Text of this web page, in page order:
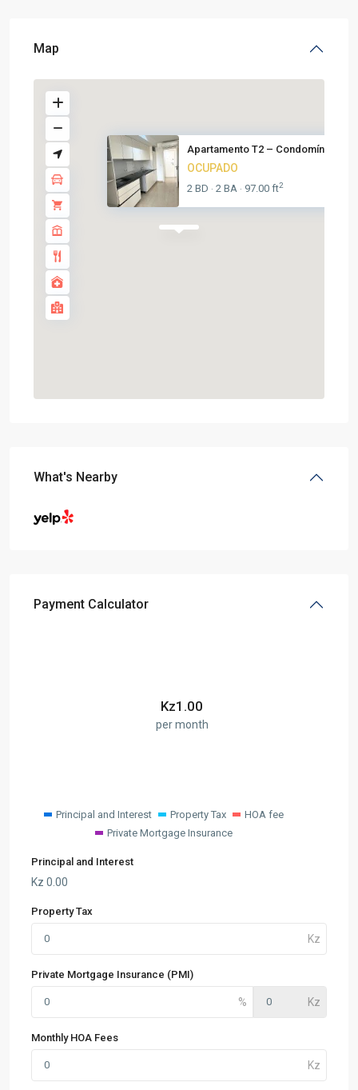
Map
Apartamento T2 – Condomínio Bo...
OCUPADO
2 BD · 2 BA · 97.00 ft2
What's Nearby
Payment Calculator
Kz1.00
per month
Principal and Interest Property Tax
HOA fee
Private Mortgage Insurance
Principal and Interest
Kz 0.00
Property Tax
Private Mortgage Insurance (PMI)
Monthly HOA Fees